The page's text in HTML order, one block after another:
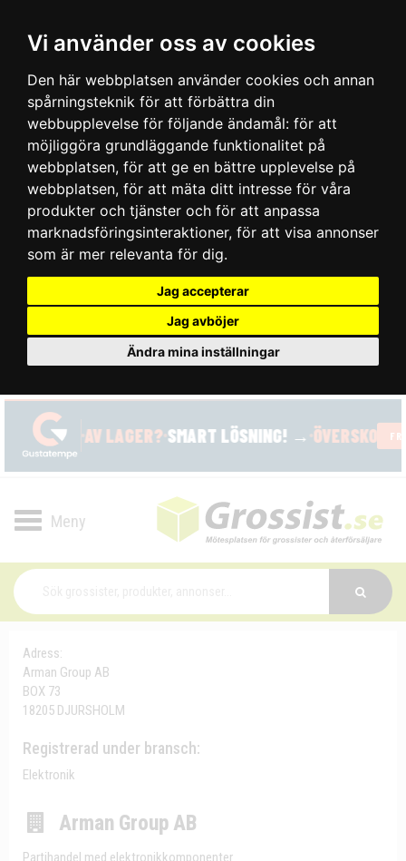
Vi använder oss av cookies
Den här webbplatsen använder cookies och annan
spårningsteknik för att förbättra din
webbupplevelse för följande ändamål: för att
möjliggöra grundläggande funktionalitet på
webbplatsen, för att ge en bättre upplevelse på
webbplatsen, för att mäta ditt intresse för våra
produkter och tjänster och för att anpassa
marknadsföringsinteraktioner, för att visa annonser
som är mer relevanta för dig.
Jag accepterar
Jag avböjer
Ändra mina inställningar
Toggle
Adress:
Arman Group AB
BOX 73
18205 DJURSHOLM
Registrerad under bransch:
Elektronik
Arman Group AB
Partihandel med elektronikkomponenter